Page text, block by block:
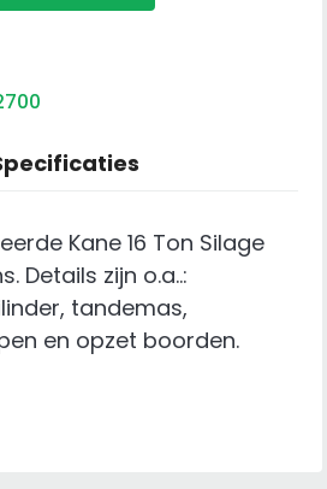
Kane 16 Ton Silage
Details zijn o.a..:
tandemas,
en opzet boorden.